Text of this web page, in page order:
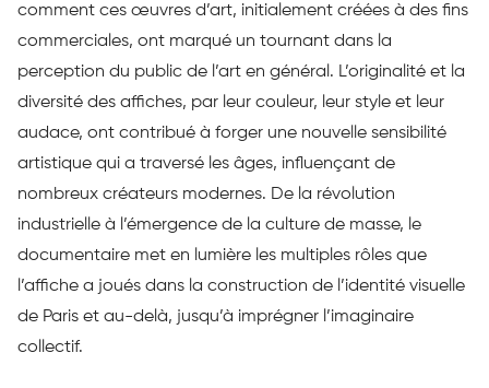
comment ces œuvres d’art, initialement créées à des fins
commerciales, ont marqué un tournant dans la
perception du public de l’art en général. L’originalité et la
diversité des affiches, par leur couleur, leur style et leur
audace, ont contribué à forger une nouvelle sensibilité
artistique qui a traversé les âges, influençant de
nombreux créateurs modernes. De la révolution
industrielle à l’émergence de la culture de masse, le
documentaire met en lumière les multiples rôles que
l’affiche a joués dans la construction de l’identité visuelle
de Paris et au-delà, jusqu’à imprégner l’imaginaire
collectif.